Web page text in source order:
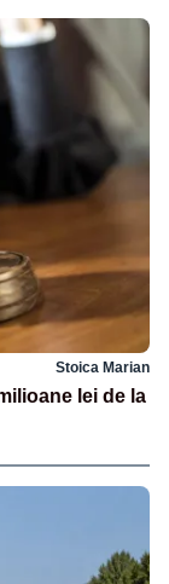
Stoica Marian
lei de la